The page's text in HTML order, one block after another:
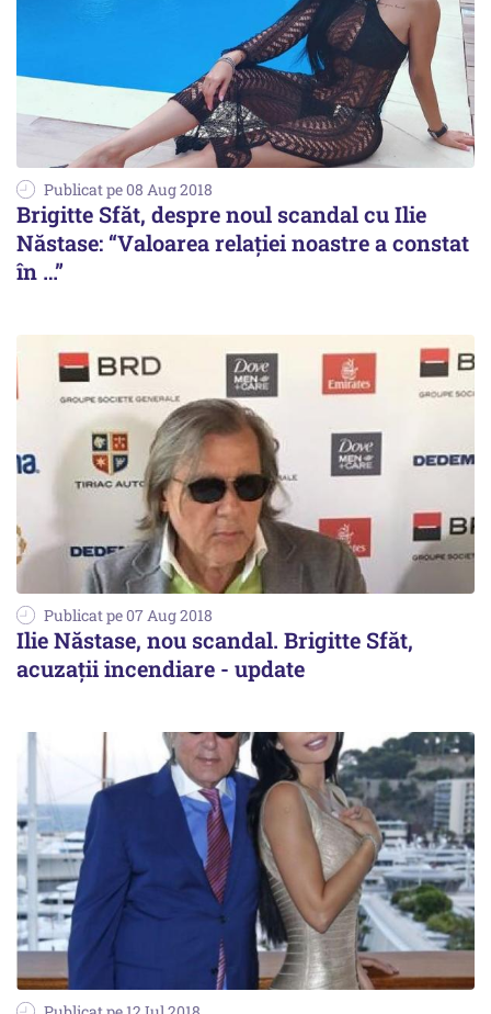
Publicat pe 08 Aug 2018
Brigitte Sfăt, despre noul scandal cu Ilie
Năstase: “Valoarea relației noastre a constat
în …”
Publicat pe 07 Aug 2018
Ilie Năstase, nou scandal. Brigitte Sfăt,
acuzații incendiare - update